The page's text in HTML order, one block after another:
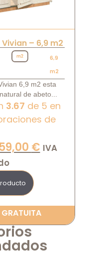
– 6,9 m2
6,9
m2
6,9 m2 esta
de abeto...
3.67 de 5 en
de
€ IVA